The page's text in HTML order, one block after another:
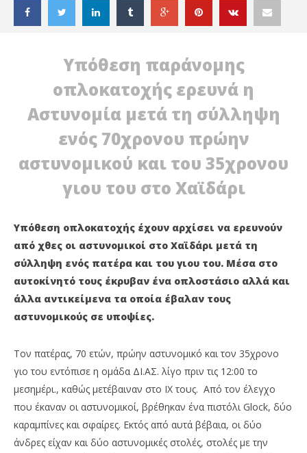
ΔΙΑΒΑΖΕΤΕ ΤΩΡΑ
Πατέρας και γιος συνελήφθησαν για κρυμμένο
οπλοστάσιο στο αυτοκίνητό τους στο Χαϊδάρι
19
2022
Petroupolis
Υπόθεση παράνομης
οπλοκατοχής ερευνά η
Αστυνομία μετά τη σύλληψη
ενός 70χρονου πρώην
αστυνομικού και του 35χρονου
γιου του στο Χαϊδάρι
Υπόθεση οπλοκατοχής έχουν αρχίσει να ερευνούν
από χθες οι αστυνομικοί στο Χαϊδάρι μετά τη
σύλληψη ενός πατέρα και του γιου του. Μέσα στο
αυτοκίνητό τους έκρυβαν ένα οπλοστάσιο αλλά και
άλλα αντικείμενα τα οποία έβαλαν τους
αστυνομικούς σε υποψίες.
Τον πατέρας, 70 ετών, πρώην αστυνομικό και τον 35χρονο
γιο του εντόπισε η ομάδα ΔΙ.ΑΣ. λίγο πριν τις 12:00 το
μεσημέρι., καθώς μετέβαιναν στο ΙΧ τους. Από τον έλεγχο
που έκαναν οι αστυνομικοί, βρέθηκαν ένα πιστόλι Glock, δύο
καραμπίνες και σφαίρες. Εκτός από αυτά βέβαια, οι δύο
άνδρες είχαν και δύο αστυνομικές στολές, στολές με την